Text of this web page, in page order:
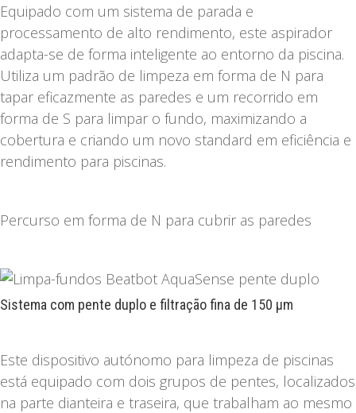
Equipado com um sistema de parada e
processamento de alto rendimento, este aspirador
adapta-se de forma inteligente ao entorno da piscina.
Utiliza um padrão de limpeza em forma de N para
tapar eficazmente as paredes e um recorrido em
forma de S para limpar o fundo, maximizando a
cobertura e criando um novo standard em eficiência e
rendimento para piscinas.
Percurso em forma de N para cubrir as paredes
Sistema com pente duplo e filtração fina de 150 μm
Este dispositivo autónomo para limpeza de piscinas
está equipado com dois grupos de pentes, localizados
na parte dianteira e traseira, que trabalham ao mesmo